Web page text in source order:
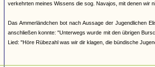
verkehrten meines Wissens die sog. Navajos, mit denen wir
Das Ammerländchen bot nach Aussage der Jugendlichen
anschließen konnte: "Unterwegs wurde mit den übrigen
Lied: "Höre Rübezahl was wir dir klagen, die bündische